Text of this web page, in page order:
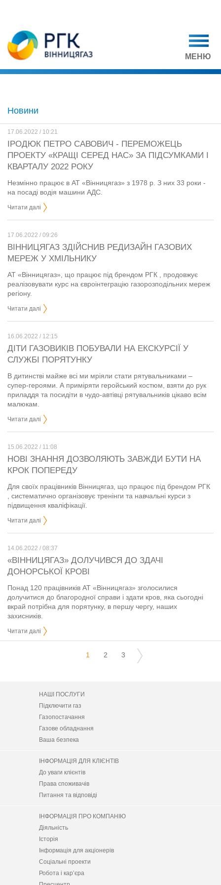
МЕНЮ
Новини
17.06.2022 / 10:21
ІРОДЮК ПЕТРО САВОВИЧ - ПЕРЕМОЖЕЦЬ
ПРОЕКТУ «КРАЩІ СЕРЕД НАС» ЗА ПІДСУМКАМИ I
КВАРТАЛУ 2022 РОКУ
Незмінно працює в АТ «Вінницягаз» з 1978 р. З них 33 роки -
на посаді водія машини АДС.
Читати далі
17.06.2022 / 09:26
ВІННИЦЯГАЗ ЗДІЙСНИВ РЕДИЗАЙН ГАЗОВИХ
МЕРЕЖ У ХМІЛЬНИКУ
АТ «Вінницягаз», що працює під брендом РГК , продовжує
реалізовувати курс на євроінтеграцію газорозподільних мереж
регіону.
Читати далі
16.06.2022 / 12:15
ДІТИ ГАЗОВИКІВ ПОБУВАЛИ НА ЕКСКУРСІЇ У
СЛУЖБІ ПОРЯТУНКУ
В дитинстві майже всі ми мріяли стати рятувальниками –
супер-героями. А приміряти геройський костюм, взяти до рук
приладдя та посидіти в чудо-автівці рятувальників цікаво всім
малюкам.
Читати далі
15.06.2022 / 11:08
НОВІ ЗНАННЯ ДОЗВОЛЯЮТЬ ЗАВЖДИ БУТИ НА
КРОК ПОПЕРЕДУ
Для своїх працівників Вінницягаз, що працює під брендом РГК
, систематично організовує тренінги та навчальні курси з
підвищення кваліфікації.
Читати далі
14.06.2022 / 08:37
«ВІННИЦЯГАЗ» ДОЛУЧИВСЯ ДО ЗДАЧІ
ДОНОРСЬКОЇ КРОВІ
Понад 120 працівників АТ «Вінницягаз» зголосилися
долучитися до благородної справи і здати кров, яка сьогодні
вкрай потрібна для порятунку, в першу чергу, наших
захисників.
Читати далі
1 2 3
НАШІ ПОСЛУГИ
Підключити газ
Газопостачання
Газове обладнання
Ваша безпека
ІНФОРМАЦІЯ ДЛЯ КЛІЄНТІВ
До уваги клієнтів
Права споживачів
Питання та відповіді
ІНФОРМАЦІЯ ПРО КОМПАНІЮ
Діяльність
Історія
Інформація для акціонерів
Соціальні проекти
Робота і кар’єра